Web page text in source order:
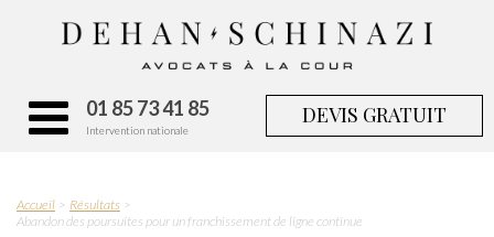
01 85 73 41 85
Intervention nationale
DEVIS GRATUIT
Accueil
Résultats
Abandon des poursuites pour un franchissement de ligne continue